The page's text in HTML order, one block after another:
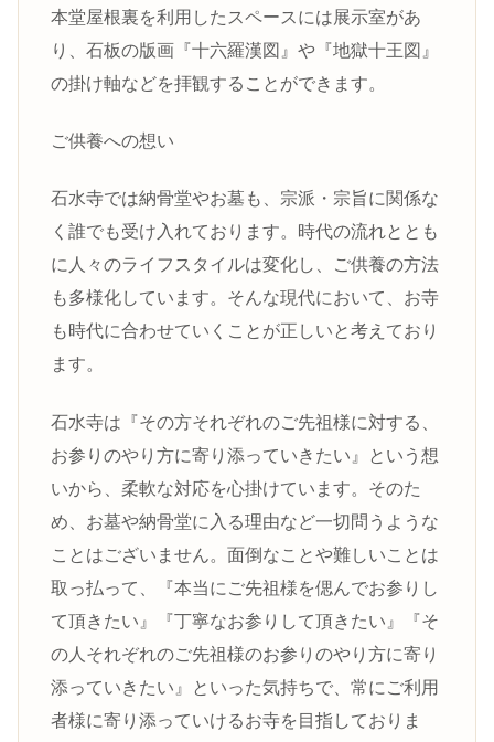
本堂屋根裏を利用したスペースには展示室があ
り、石板の版画『十六羅漢図』や『地獄十王図』
の掛け軸などを拝観することができます。
ご供養への想い
石水寺では納骨堂やお墓も、宗派・宗旨に関係な
く誰でも受け入れております。時代の流れととも
に人々のライフスタイルは変化し、ご供養の方法
も多様化しています。そんな現代において、お寺
も時代に合わせていくことが正しいと考えており
ます。
石水寺は『その方それぞれのご先祖様に対する、
お参りのやり方に寄り添っていきたい』という想
いから、柔軟な対応を心掛けています。そのた
め、お墓や納骨堂に入る理由など一切問うような
ことはございません。面倒なことや難しいことは
取っ払って、『本当にご先祖様を偲んでお参りし
て頂きたい』『丁寧なお参りして頂きたい』『そ
の人それぞれのご先祖様のお参りのやり方に寄り
添っていきたい』といった気持ちで、常にご利用
者様に寄り添っていけるお寺を目指しておりま